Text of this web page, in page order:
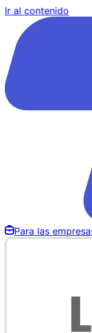
Ir al contenido
Para las